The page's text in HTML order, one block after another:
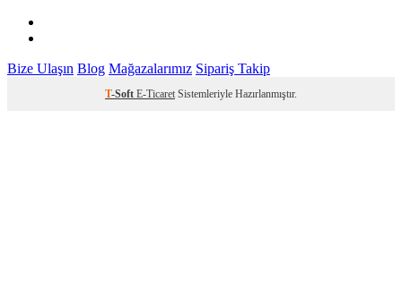
Bize Ulaşın Blog Mağazalarımız Sipariş Takip
T-Soft E-Ticaret Sistemleriyle Hazırlanmıştır.